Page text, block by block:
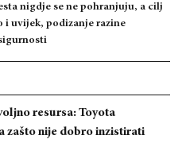
nigdje se ne pohranjuju, a cilj
i uvijek, podizanje razine
resursa: Toyota
zašto nije dobro inzistirati